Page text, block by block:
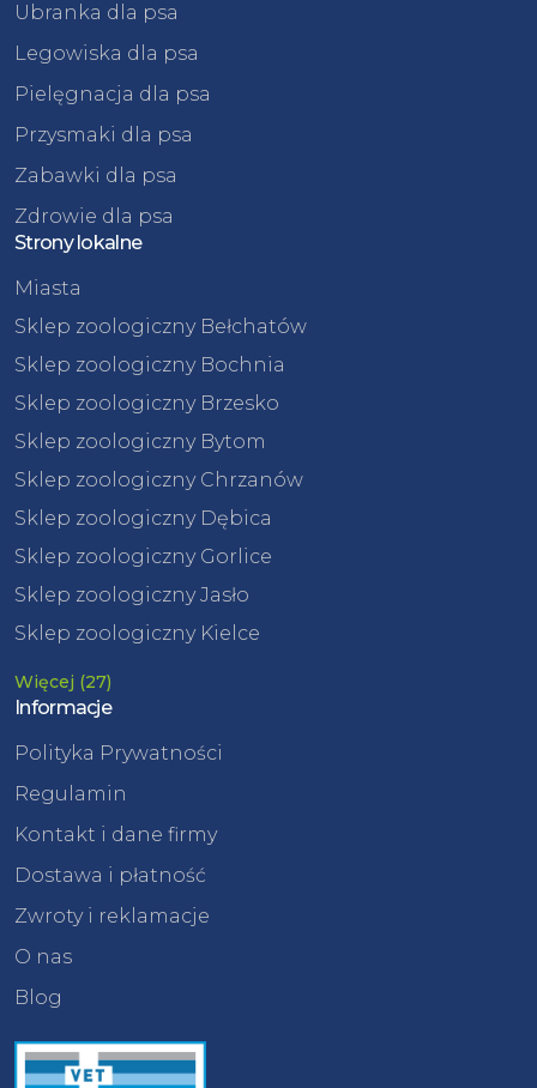
Ubranka dla psa
Legowiska dla psa
Pielęgnacja dla psa
Przysmaki dla psa
Zabawki dla psa
Zdrowie dla psa
Strony lokalne
Miasta
Sklep zoologiczny Bełchatów
Sklep zoologiczny Bochnia
Sklep zoologiczny Brzesko
Sklep zoologiczny Bytom
Sklep zoologiczny Chrzanów
Sklep zoologiczny Dębica
Sklep zoologiczny Gorlice
Sklep zoologiczny Jasło
Sklep zoologiczny Kielce
Więcej (27)
Informacje
Polityka Prywatności
Regulamin
Kontakt i dane firmy
Dostawa i płatność
Zwroty i reklamacje
O nas
Blog